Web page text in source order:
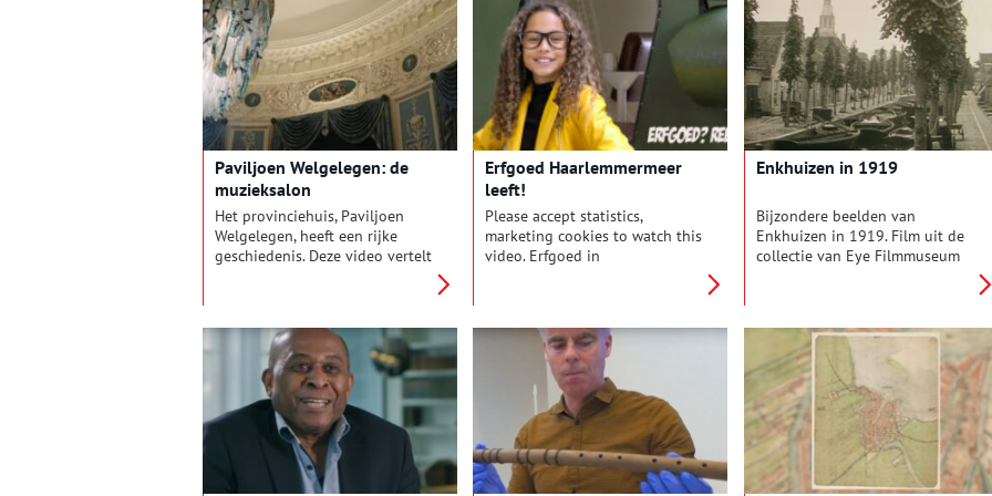
deze vernieuwingen alvast
online.
Paviljoen Welgelegen: de
muzieksalon
Het provinciehuis, Paviljoen
Welgelegen, heeft een rijke
geschiedenis. Deze video vertelt
Erfgoed Haarlemmermeer
leeft!
Please accept statistics,
marketing cookies to watch this
video. Erfgoed in
vroeger én die van morgen.
Maak kennis met de
beeldbepalende erfgoed
locaties in Haarlemmermeer en
ontdek steeds nieuwe
verrassingen. Met
Haarlemmermeer Museum De
Cruquius/Historisch Museum,
Enkhuizen in 1919
Bijzondere beelden van
Enkhuizen in 1919. Film uit de
collectie van Eye Filmmuseum